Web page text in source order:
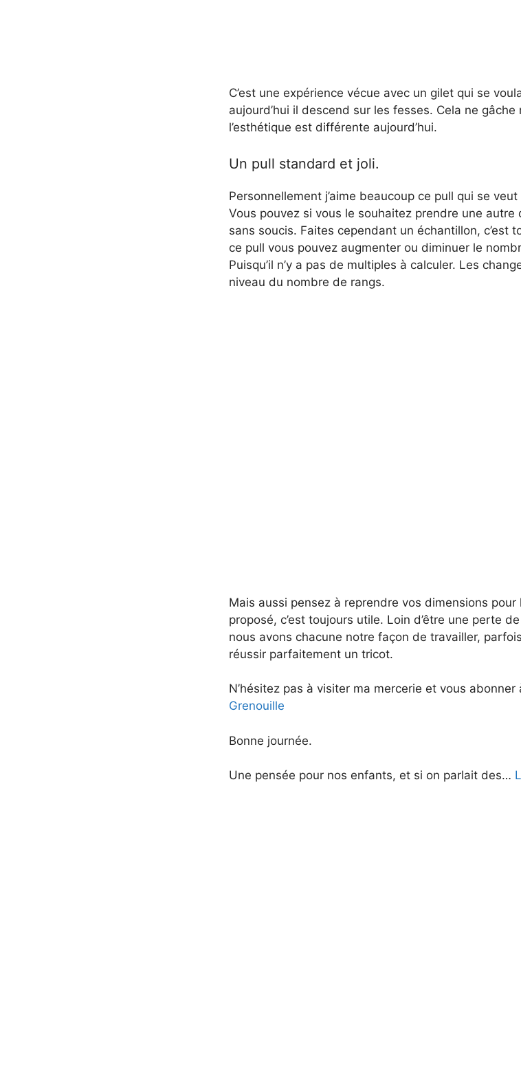
C’est une expérience vécue avec un gilet qui se
aujourd’hui il descend sur les fesses. Cela ne
l’esthétique est différente aujourd’hui.
Un pull standard et joli.
Personnellement j’aime beaucoup ce pull qui se
Vous pouvez si vous le souhaitez prendre une autre
sans soucis. Faites cependant un échantillon, c’est
ce pull vous pouvez augmenter ou diminuer le
Puisqu’il n’y a pas de multiples à calculer. Les
niveau du nombre de rangs.
Mais aussi pensez à reprendre vos dimensions
proposé, c’est toujours utile. Loin d’être une perte
nous avons chacune notre façon de travailler,
réussir parfaitement un tricot.
N’hésitez pas à visiter ma mercerie et vous abonner
Grenouille
Bonne journée.
Une pensée pour nos enfants, et si on parlait des…